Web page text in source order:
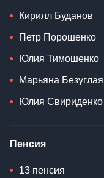
Кирилл Буданов
Петр Порошенко
Юлия Тимошенко
Марьяна Безуглая
Юлия Свириденко
Пенсия
13 пенсия